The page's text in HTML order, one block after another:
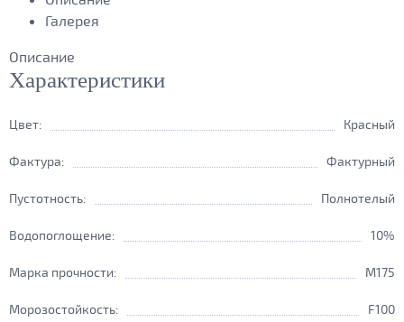
Галерея
Описание
Характеристики
Цвет: Красный
Фактура: Фактурный
Пустотность: Полнотелый
Водопоглощение: 10%
Марка прочности: М175
Морозостойкость: F100